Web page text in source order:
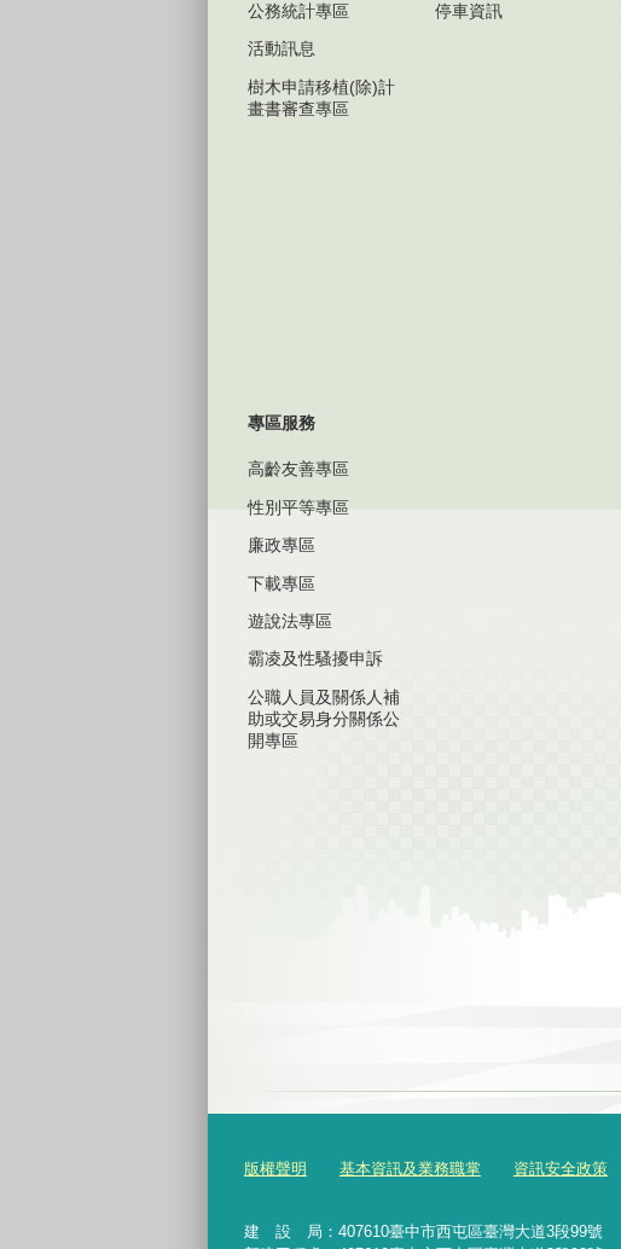
公務統計專區
活動訊息
樹木申請移植(除)計
畫書審查專區
停車資訊
專區服務
高齡友善專區
性別平等專區
廉政專區
下載專區
遊說法專區
霸凌及性騷擾申訴
公職人員及關係人補
助或交易身分關係公
開專區
版權聲明 基本資訊及業務職掌 資訊安全政策
建 設 局： 407610臺中市西屯區臺灣大道3段99號